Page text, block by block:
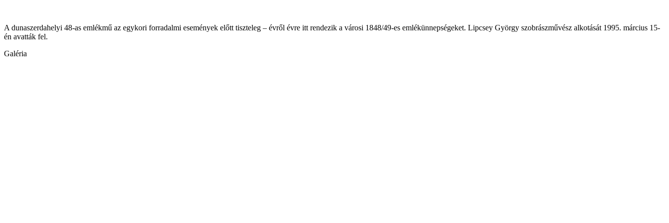
A dunaszerdahelyi 48-as emlékmű az egykori forradalmi események előtt tiszteleg – évről évre itt rendezik a városi 1848/49-es emlékünnepségeket. Lipcsey György szobrászművész alkotását 1995. március 15-
én avatták fel.
Galéria